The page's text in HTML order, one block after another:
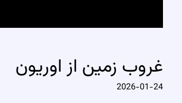
غروب زمین از اوریون
2026-01-24